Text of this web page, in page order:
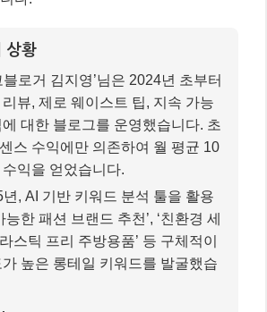
: AI가 생성한 초안을 바탕으로 친
후기, 환경 전문가 인터뷰, 독자 참
한 달 플라스틱 줄이기) 등 다양한
제작했습니다. 특히 제품 리뷰에
링크를 적극적으로 삽입했습니다.
화:블로그 내 댓글 소통을 넘어,
팅방을 개설하여 독자들과 실시간
하고 질문에 답변하며 충성도 높